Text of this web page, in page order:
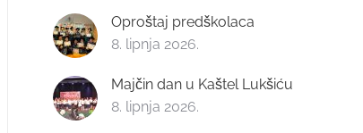
Oproštaj predškolaca
8. lipnja 2026.
Majčin dan u Kaštel Lukšiću
8. lipnja 2026.